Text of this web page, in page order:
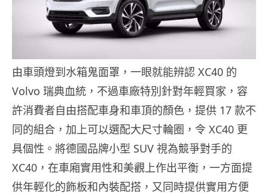
由車頭燈到水箱鬼面罩，一眼就能辨認 XC40 的
Volvo 瑞典血統，不過車廠特別針對年輕買家，容
許消費者自由搭配車身和車頂的顏色，提供 17 款不
同的組合，加上可以選配大尺寸輪圈，令 XC40 更
具個性。將德國品牌小型 SUV 視為競爭對手的
XC40，在車廂實用性和美觀上作出平衡，一方面提
供年輕化的飾板和內裝配搭，又同時提供實用方便